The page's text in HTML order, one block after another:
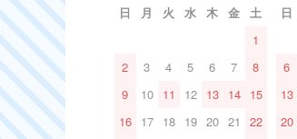
日 月 火 水 木 金 土
1
2
3 4 5 6 7
8
9
10 11 12 13 14 15
16 17 18 19 20 21
22
日
6
13
20